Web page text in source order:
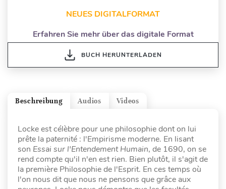
NEUES DIGITALFORMAT
Erfahren Sie mehr über das digitale Format
BUCH HERUNTERLADEN
Videos
Audios
Beschreibung
Locke est célèbre pour une philosophie dont on lui
prête la paternité : l'Empirisme moderne. En lisant
son Essai sur l'Entendement Humain, de 1690, on se
rend compte qu'il n'en est rien. Bien plutôt, il s'agit de
la première Philosophie de l'Esprit. En ces temps où
l'on nous dit que nous ne pensons quegrâce aux